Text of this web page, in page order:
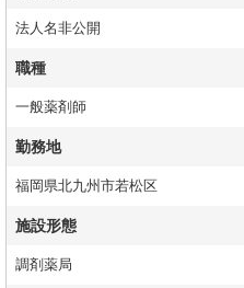
法人名非公開
職種
一般薬剤師
勤務地
福岡県北九州市若松区
施設形態
調剤薬局